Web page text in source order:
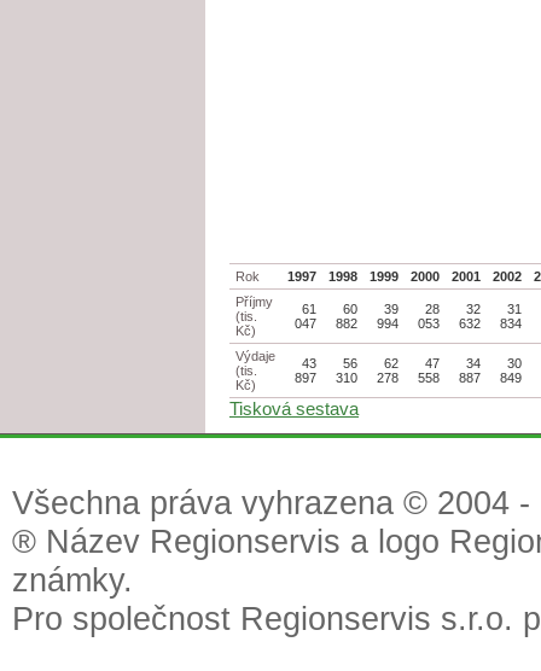
Rok 1997 1998 1999 2000 2001 2002
Příjmy
(tis.
Kč)
61
047
60
882
39
994
28
053
32
632
31
834
Výdaje
(tis.
Kč)
43
897
56
310
62
278
47
558
34
887
30
849
Tisková sestava
Všechna práva vyhrazena © 2004
® Název Regionservis a logo
známky.
Pro společnost Regionservis s.r.o.